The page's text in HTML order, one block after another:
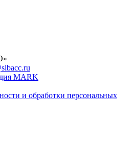
MARK
и обработки персональных